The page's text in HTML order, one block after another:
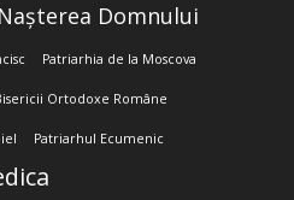
Nașterea Domnului
Patriarhia de la Moscova
Ortodoxe Române
Patriarhul Ecumenic